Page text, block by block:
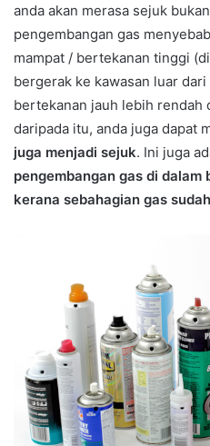
anda akan merasa sejuk
pengembangan gas
mampat / bertekanan tinggi
bergerak ke kawasan luar
bertekanan jauh lebih rendah
daripada itu, anda juga dapat
juga menjadi sejuk. Ini juga
pengembangan gas di
kerana sebahagian gas